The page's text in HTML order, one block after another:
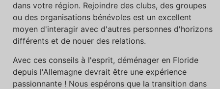
dans votre région. Rejoindre des clubs, des groupes
ou des organisations bénévoles est un excellent
moyen d'interagir avec d'autres personnes d'horizons
différents et de nouer des relations.
Avec ces conseils à l'esprit, déménager en Floride
depuis l'Allemagne devrait être une expérience
passionnante ! Nous espérons que la transition dans